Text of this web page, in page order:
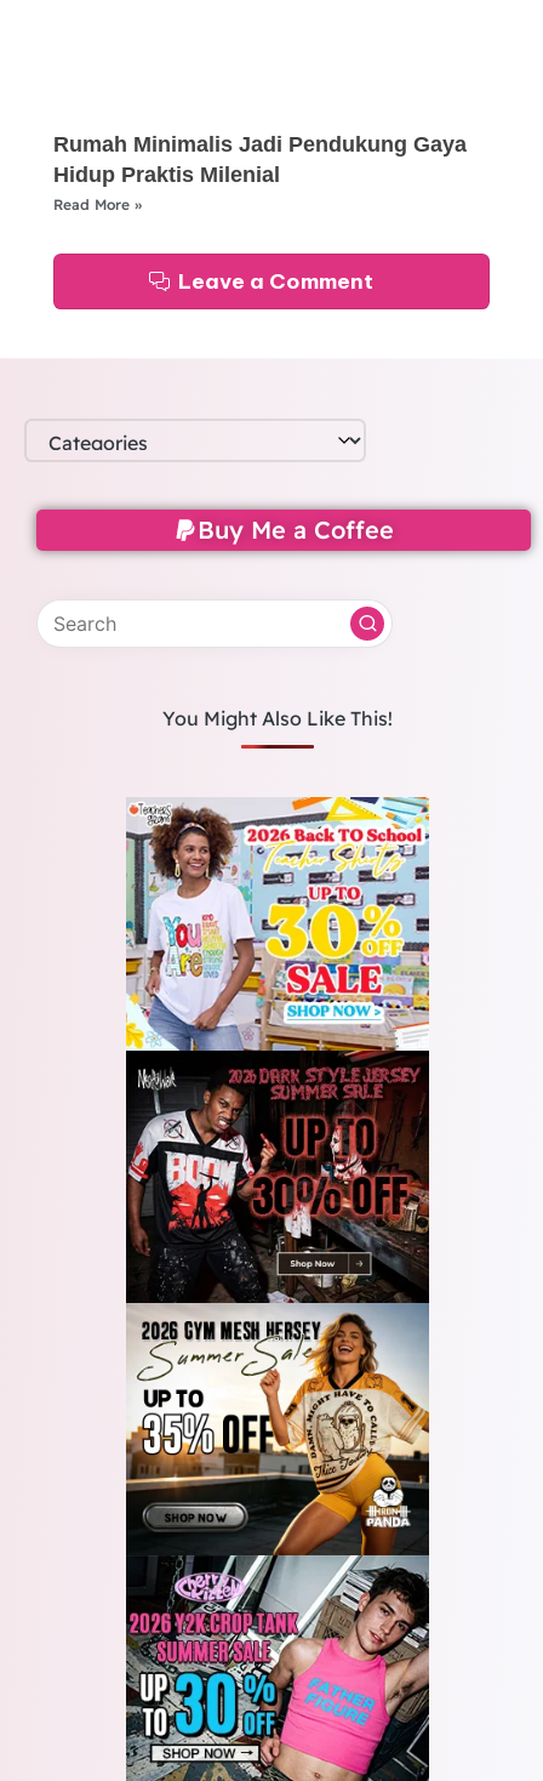
Rumah Minimalis Jadi Pendukung Gaya
Hidup Praktis Milenial
Read More »
Leave a Comment
Buy Me a Coffee
You Might Also Like This!